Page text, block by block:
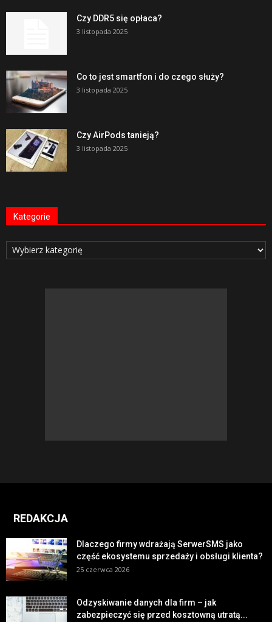
Czy DDR5 się opłaca?
3 listopada 2025
Co to jest smartfon i do czego służy?
3 listopada 2025
Czy AirPods tanieją?
3 listopada 2025
Kategorie
Kategorie
REDAKCJA
Dlaczego firmy wdrażają SerwerSMS jako
część ekosystemu sprzedaży i obsługi klienta?
25 czerwca 2026
Odzyskiwanie danych dla firm – jak
zabezpieczyć się przed kosztowną utratą...